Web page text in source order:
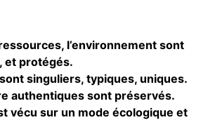
l’environnement sont
et protégés.
singuliers, typiques, uniques.
authentiques sont préservés.
vécu sur un mode écologique et